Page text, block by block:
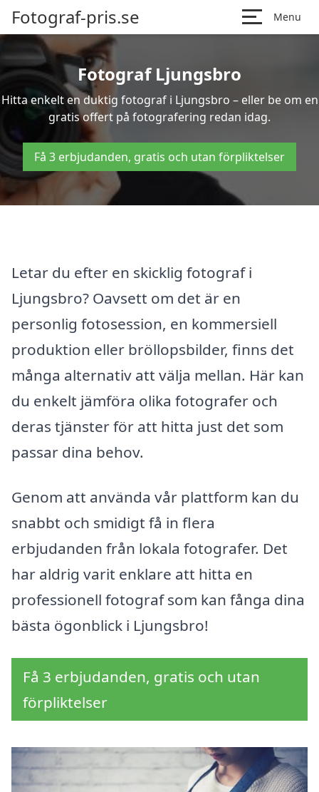
Fotograf-pris.se Menu
Fotograf Ljungsbro
Hitta enkelt en duktig fotograf i Ljungsbro – eller be om en
gratis offert på fotografering redan idag.
Få 3 erbjudanden, gratis och utan förpliktelser
Letar du efter en skicklig fotograf i
Ljungsbro? Oavsett om det är en
personlig fotosession, en kommersiell
produktion eller bröllopsbilder, finns det
många alternativ att välja mellan. Här kan
du enkelt jämföra olika fotografer och
deras tjänster för att hitta just det som
passar dina behov.
Genom att använda vår plattform kan du
snabbt och smidigt få in flera
erbjudanden från lokala fotografer. Det
har aldrig varit enklare att hitta en
professionell fotograf som kan fånga dina
bästa ögonblick i Ljungsbro!
Få 3 erbjudanden, gratis och utan
förpliktelser